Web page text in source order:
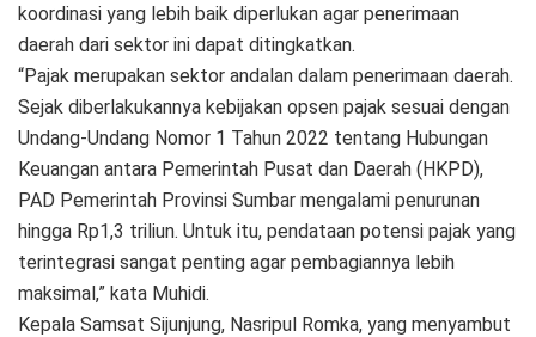
koordinasi yang lebih baik diperlukan agar penerimaan
daerah dari sektor ini dapat ditingkatkan.
“Pajak merupakan sektor andalan dalam penerimaan daerah.
Sejak diberlakukannya kebijakan opsen pajak sesuai dengan
Undang-Undang Nomor 1 Tahun 2022 tentang Hubungan
Keuangan antara Pemerintah Pusat dan Daerah (HKPD),
PAD Pemerintah Provinsi Sumbar mengalami penurunan
hingga Rp1,3 triliun. Untuk itu, pendataan potensi pajak yang
terintegrasi sangat penting agar pembagiannya lebih
maksimal,” kata Muhidi.
Kepala Samsat Sijunjung, Nasripul Romka, yang menyambut